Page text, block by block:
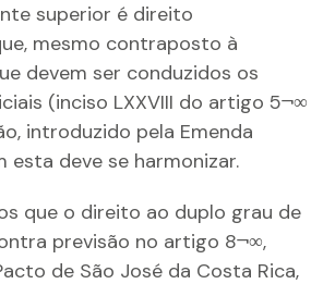
superior é direito
mesmo contraposto à
devem ser conduzidos os
(inciso LXXVIII do artigo 5¬∞
introduzido pela Emenda
esta deve se harmonizar.
que o direito ao duplo grau de
previsão no artigo 8¬∞,
de São José da Costa Rica,